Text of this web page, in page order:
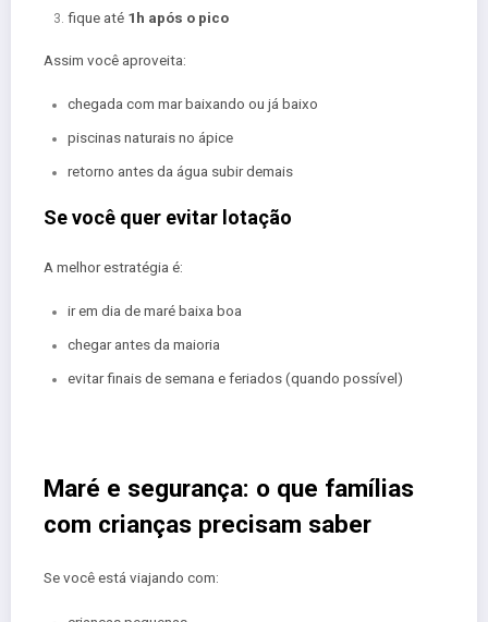
fique até 1h após o pico
Assim você aproveita:
chegada com mar baixando ou já baixo
piscinas naturais no ápice
retorno antes da água subir demais
Se você quer evitar lotação
A melhor estratégia é:
ir em dia de maré baixa boa
chegar antes da maioria
evitar finais de semana e feriados (quando possível)
Maré e segurança: o que famílias
com crianças precisam saber
Se você está viajando com: